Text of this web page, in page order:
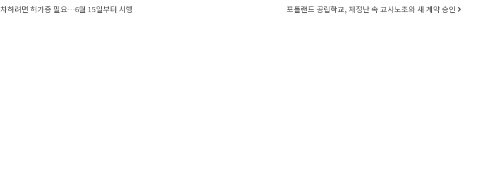
하려면 허가증 필요…6월 15일부터 시행 포틀랜드 공립학교, 재정난 속 교사노조와 새 계약 승인